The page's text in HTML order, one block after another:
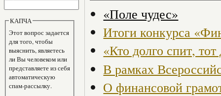
КАПЧА
Этот вопрос задается
для того, чтобы
выяснить, являетесь
ли Вы человеком или
представляете из себя
автоматическую
спам-рассылку.
«Поле чудес»
Итоги конкурса
«Кто долго спит,
В рамках
О финансовой